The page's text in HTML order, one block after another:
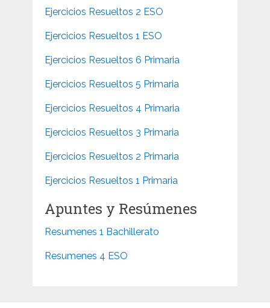
Ejercicios Resueltos 2 ESO
Ejercicios Resueltos 1 ESO
Ejercicios Resueltos 6 Primaria
Ejercicios Resueltos 5 Primaria
Ejercicios Resueltos 4 Primaria
Ejercicios Resueltos 3 Primaria
Ejercicios Resueltos 2 Primaria
Ejercicios Resueltos 1 Primaria
Apuntes y Resúmenes
Resumenes 1 Bachillerato
Resumenes 4 ESO